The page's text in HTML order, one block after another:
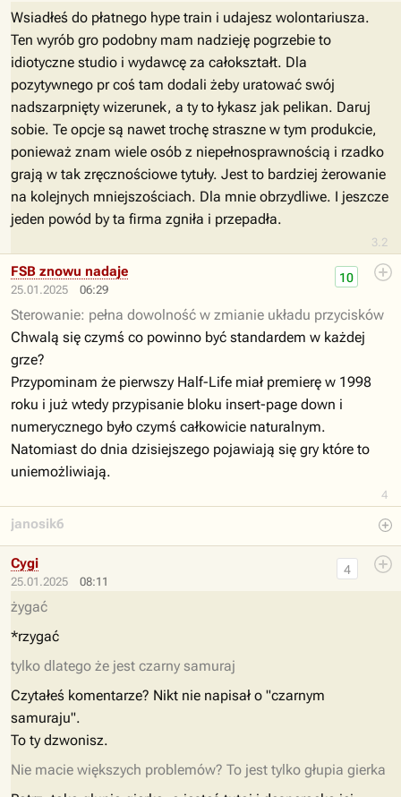
3.2
Wsiadłeś do płatnego hype train i udajesz wolontariusza.
Ten wyrób gro podobny mam nadzieję pogrzebie to
idiotyczne studio i wydawcę za całokształt. Dla
pozytywnego pr coś tam dodali żeby uratować swój
nadszarpnięty wizerunek, a ty to łykasz jak pelikan. Daruj
sobie. Te opcje są nawet trochę straszne w tym produkcie,
ponieważ znam wiele osób z niepełnosprawnością i rzadko
grają w tak zręcznościowe tytuły. Jest to bardziej żerowanie
na kolejnych mniejszościach. Dla mnie obrzydliwe. I jeszcze
jeden powód by ta firma zgniła i przepadła.
25.01.2025 06:29
4
10
FSB znowu nadaje
Sterowanie: pełna dowolność w zmianie układu przycisków
Chwalą się czymś co powinno być standardem w każdej
grze?
Przypominam że pierwszy Half-Life miał premierę w 1998
roku i już wtedy przypisanie bloku insert-page down i
numerycznego było czymś całkowicie naturalnym.
Natomiast do dnia dzisiejszego pojawiają się gry które to
uniemożliwiają.
janosik6
25.01.2025 08:11
4
Cygi
żygać
*rzygać
tylko dlatego że jest czarny samuraj
Czytałeś komentarze? Nikt nie napisał o "czarnym
samuraju".
To ty dzwonisz.
Nie macie większych problemów? To jest tylko głupia gierka